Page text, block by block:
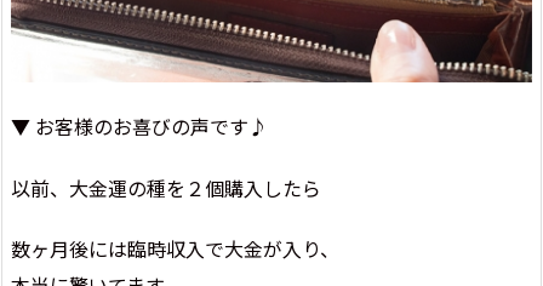
▼ お客様のお喜びの声です♪
以前、大金運の種を２個購入したら
数ヶ月後には臨時収入で大金が入り、